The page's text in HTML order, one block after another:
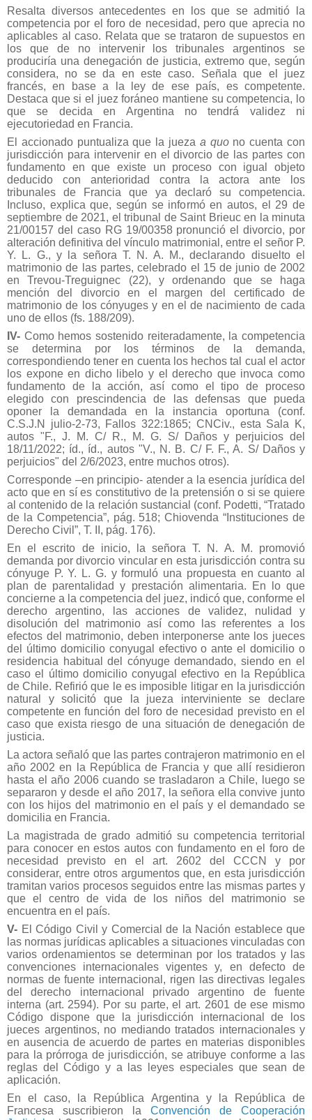
Resalta diversos antecedentes en los que se admitió la
competencia por el foro de necesidad, pero que aprecia no
aplicables al caso. Relata que se trataron de supuestos en
los que de no intervenir los tribunales argentinos se
produciría una denegación de justicia, extremo que, según
considera, no se da en este caso. Señala que el juez
francés, en base a la ley de ese país, es competente.
Destaca que si el juez foráneo mantiene su competencia, lo
que se decida en Argentina no tendrá validez ni
ejecutoriedad en Francia.
El accionado puntualiza que la jueza a quo no cuenta con
jurisdicción para intervenir en el divorcio de las partes con
fundamento en que existe un proceso con igual objeto
deducido con anterioridad contra la actora ante los
tribunales de Francia que ya declaró su competencia.
Incluso, explica que, según se informó en autos, el 29 de
septiembre de 2021, el tribunal de Saint Brieuc en la minuta
21/00157 del caso RG 19/00358 pronunció el divorcio, por
alteración definitiva del vínculo matrimonial, entre el señor P.
Y. L. G., y la señora T. N. A. M., declarando disuelto el
matrimonio de las partes, celebrado el 15 de junio de 2002
en Trevou-Treguignec (22), y ordenando que se haga
mención del divorcio en el margen del certificado de
matrimonio de los cónyuges y en el de nacimiento de cada
uno de ellos (fs. 188/209).
IV- Como hemos sostenido reiteradamente, la competencia
se determina por los términos de la demanda,
correspondiendo tener en cuenta los hechos tal cual el actor
los expone en dicho libelo y el derecho que invoca como
fundamento de la acción, así como el tipo de proceso
elegido con prescindencia de las defensas que pueda
oponer la demandada en la instancia oportuna (conf.
C.S.J.N julio-2-73, Fallos 322:1865; CNCiv., esta Sala K,
autos "F., J. M. C/ R., M. G. S/ Daños y perjuicios del
18/11/2022; íd., íd., autos "V., N. B. C/ F. F., A. S/ Daños y
perjuicios" del 2/6/2023, entre muchos otros).
Corresponde –en principio- atender a la esencia jurídica del
acto que en sí es constitutivo de la pretensión o si se quiere
al contenido de la relación sustancial (conf. Podetti, “Tratado
de la Competencia”, pág. 518; Chiovenda “Instituciones de
Derecho Civil”, T. II, pág. 176).
En el escrito de inicio, la señora T. N. A. M. promovió
demanda por divorcio vincular en esta jurisdicción contra su
cónyuge P. Y. L. G. y formuló una propuesta en cuanto al
plan de parentalidad y prestación alimentaria. En lo que
concierne a la competencia del juez, indicó que, conforme el
derecho argentino, las acciones de validez, nulidad y
disolución del matrimonio así como las referentes a los
efectos del matrimonio, deben interponerse ante los jueces
del último domicilio conyugal efectivo o ante el domicilio o
residencia habitual del cónyuge demandado, siendo en el
caso el último domicilio conyugal efectivo en la República
de Chile. Refirió que le es imposible litigar en la jurisdicción
natural y solicitó que la jueza interviniente se declare
competente en función del foro de necesidad previsto en el
caso que exista riesgo de una situación de denegación de
justicia.
La actora señaló que las partes contrajeron matrimonio en el
año 2002 en la República de Francia y que allí residieron
hasta el año 2006 cuando se trasladaron a Chile, luego se
separaron y desde el año 2017, la señora ella convive junto
con los hijos del matrimonio en el país y el demandado se
domicilia en Francia.
La magistrada de grado admitió su competencia territorial
para conocer en estos autos con fundamento en el foro de
necesidad previsto en el art. 2602 del CCCN y por
considerar, entre otros argumentos que, en esta jurisdicción
tramitan varios procesos seguidos entre las mismas partes y
que el centro de vida de los niños del matrimonio se
encuentra en el país.
V- El Código Civil y Comercial de la Nación establece que
las normas jurídicas aplicables a situaciones vinculadas con
varios ordenamientos se determinan por los tratados y las
convenciones internacionales vigentes y, en defecto de
normas de fuente internacional, rigen las directivas legales
del derecho internacional privado argentino de fuente
interna (art. 2594). Por su parte, el art. 2601 de ese mismo
Código dispone que la jurisdicción internacional de los
jueces argentinos, no mediando tratados internacionales y
en ausencia de acuerdo de partes en materias disponibles
para la prórroga de jurisdicción, se atribuye conforme a las
reglas del Código y a las leyes especiales que sean de
aplicación.
En el caso, la República Argentina y la República de
Francesa suscribieron la Convención de Cooperación